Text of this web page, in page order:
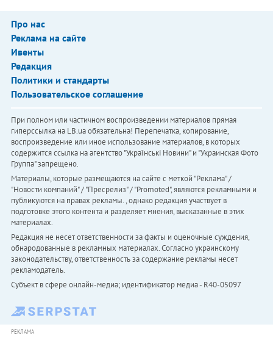
Про нас
Реклама на сайте
Ивенты
Редакция
Политики и стандарты
Пользовательское соглашение
При полном или частичном воспроизведении материалов прямая
гиперссылка на LB.ua обязательна! Перепечатка, копирование,
воспроизведение или иное использование материалов, в которых
содержится ссылка на агентство "Українськi Новини" и "Украинская Фото
Группа" запрещено.
Материалы, которые размещаются на сайте с меткой "Реклама" /
"Новости компаний" / "Пресрелиз" / "Promoted", являются рекламными и
публикуются на правах рекламы. , однако редакция участвует в
подготовке этого контента и разделяет мнения, высказанные в этих
материалах.
Редакция не несет ответственности за факты и оценочные суждения,
обнародованные в рекламных материалах. Согласно украинскому
законодательству, ответственность за содержание рекламы несет
рекламодатель.
Субъект в сфере онлайн-медиа; идентификатор медиа - R40-05097
РЕКЛАМА